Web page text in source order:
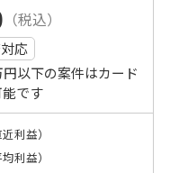
（税込）
応
以下の案件はカード
です
近利益）
均利益）